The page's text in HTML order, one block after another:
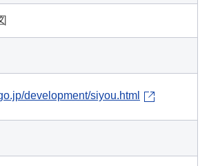
development/siyou.html